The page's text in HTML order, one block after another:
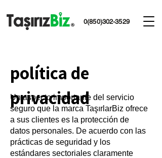
0(850)302-3529
Un aspecto importante del servicio
seguro que la marca TaşırlarBiz ofrece
a sus clientes es la protección de
datos personales. De acuerdo con las
prácticas de seguridad y los
estándares sectoriales claramente
política de
privacidad